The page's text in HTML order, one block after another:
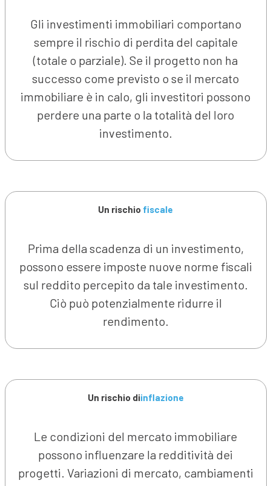
Gli investimenti immobiliari comportano
sempre il rischio di perdita del capitale
(totale o parziale). Se il progetto non ha
successo come previsto o se il mercato
immobiliare è in calo, gli investitori possono
perdere una parte o la totalità del loro
investimento.
Un rischio fiscale
Prima della scadenza di un investimento,
possono essere imposte nuove norme fiscali
sul reddito percepito da tale investimento.
Ciò può potenzialmente ridurre il
rendimento.
Un rischio diinflazione
Le condizioni del mercato immobiliare
possono influenzare la redditività dei
progetti. Variazioni di mercato, cambiamenti